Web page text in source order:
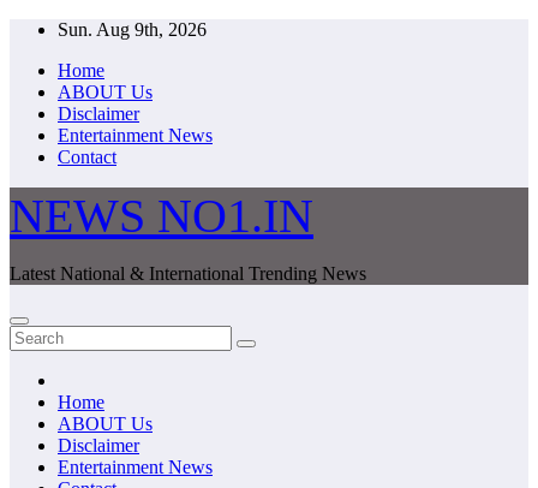
Skip
content
Sun. Aug 9th, 2026
Home
ABOUT Us
Disclaimer
Entertainment News
Contact
NEWS NO1.IN
Latest National & International Trending News
Home
ABOUT Us
Disclaimer
Entertainment News